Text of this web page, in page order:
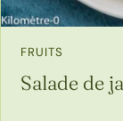
FRUITS
Salade de